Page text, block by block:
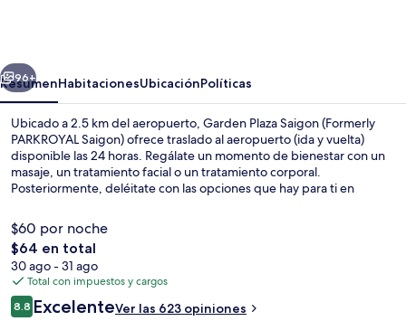
PARKROYAL
Saigon)
Siguiente
96+
ResumenHabitacionesUbicaciónPolíticas
Ubicado a 2.5 km del aeropuerto, Garden Plaza Saigon (Formerly
PARKROYAL Saigon) ofrece traslado al aeropuerto (ida y vuelta)
disponible las 24 horas. Regálate un momento de bienestar con un
masaje, un tratamiento facial o un tratamiento corporal.
Posteriormente, deléitate con las opciones que hay para ti en
La propiedad destaca por su alberca al aire libre, su bar o lounge y
su sala de fitness. A otros visitantes les encanta el personal amable.
$60 por noche
El
precio
total
es
de
$64 en total
30 ago - 31 ago
Total con impuestos y cargos
Opiniones
8.88.8 de 10,
ExcelenteVer las 623 opiniones